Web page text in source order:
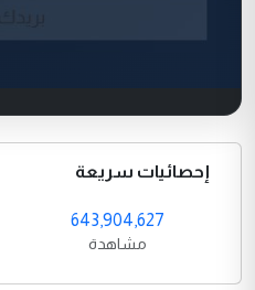
إحصائيات سريعة
643,904,627
مشاهدة